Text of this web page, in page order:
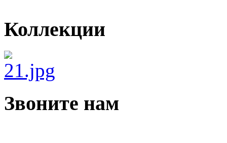
Коллекции
Звоните нам